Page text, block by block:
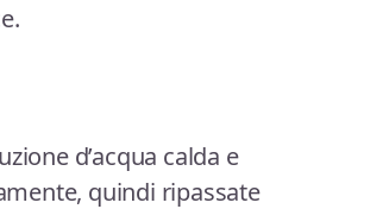
d’acqua calda e
quindi ripassate